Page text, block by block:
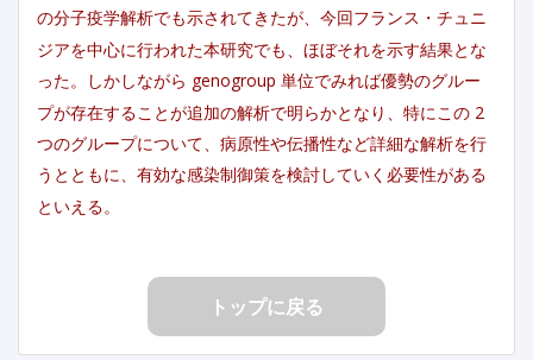
の分子疫学解析でも示されてきたが、今回フランス・チュニ
ジアを中心に行われた本研究でも、ほぼそれを示す結果とな
った。しかしながら genogroup 単位でみれば優勢のグルー
プが存在することが追加の解析で明らかとなり、特にこの 2
つのグループについて、病原性や伝播性など詳細な解析を行
うとともに、有効な感染制御策を検討していく必要性がある
といえる。
トップに戻る